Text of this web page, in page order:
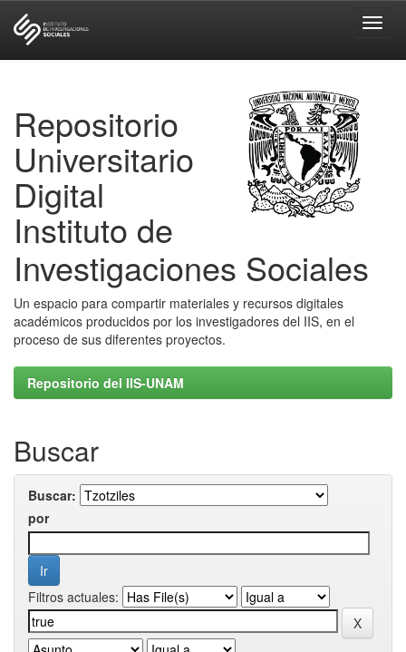
Repositorio
Universitario
Digital
Instituto de
Investigaciones Sociales
Un espacio para compartir materiales y recursos digitales
académicos producidos por los investigadores del IIS, en el
proceso de sus diferentes proyectos.
Repositorio del IIS-UNAM
Buscar
Buscar:
por
Filtros actuales: